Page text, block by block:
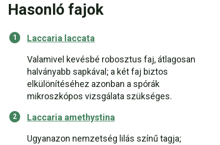
Hasonló fajok
Laccaria laccata
Valamivel kevésbé robosztus faj, átlagosan
halványabb sapkával; a két faj biztos
elkülönítéséhez azonban a spórák
mikroszkópos vizsgálata szükséges.
Laccaria amethystina
Ugyanazon nemzetség lilás színű tagja;